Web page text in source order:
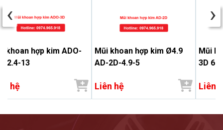
khoan hợp kim ADO-
12.4-13
hệ
Mũi khoan hợp kim Ø4.9
AD-2D-4.9-5
Liên hệ
Mũi
3D
Liên
‹ ›